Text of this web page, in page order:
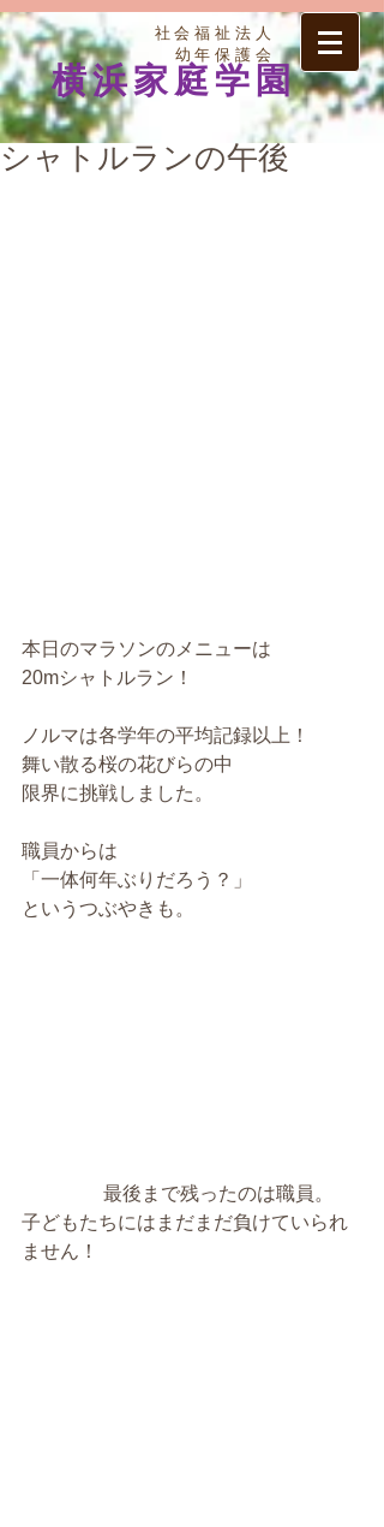
社会福祉法人
幼年保護会
横浜家庭学園
シャトルランの午後
本日のマラソンのメニューは
20mシャトルラン！
ノルマは各学年の平均記録以上！
舞い散る桜の花びらの中
限界に挑戦しました。
職員からは
「一体何年ぶりだろう？」
というつぶやきも。
子どもたちにはまだまだ負けていられ
ません！